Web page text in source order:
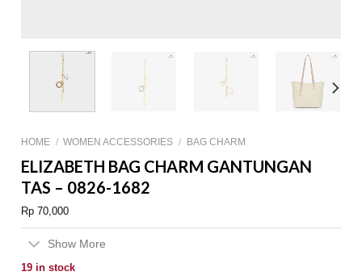
HOME / WOMEN ACCESSORIES / BAG CHARM
ELIZABETH BAG CHARM GANTUNGAN
TAS – 0826-1682
Rp 70,000
Show More
19 in stock